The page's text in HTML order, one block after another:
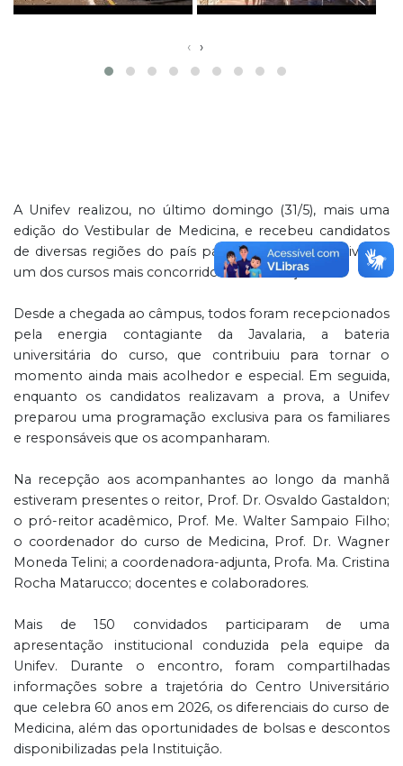
‹ ›
A Unifev realizou, no último domingo (31/5), mais uma
edição do Vestibular de Medicina, e recebeu candidatos
de diversas regiões do país para o processo seletivo de
um dos cursos mais concorridos da Instituição.
Desde a chegada ao câmpus, todos foram recepcionados
pela energia contagiante da Javalaria, a bateria
universitária do curso, que contribuiu para tornar o
momento ainda mais acolhedor e especial. Em seguida,
enquanto os candidatos realizavam a prova, a Unifev
preparou uma programação exclusiva para os familiares
e responsáveis que os acompanharam.
Na recepção aos acompanhantes ao longo da manhã
estiveram presentes o reitor, Prof. Dr. Osvaldo Gastaldon;
o pró-reitor acadêmico, Prof. Me. Walter Sampaio Filho;
o coordenador do curso de Medicina, Prof. Dr. Wagner
Moneda Telini; a coordenadora-adjunta, Profa. Ma. Cristina
Rocha Matarucco; docentes e colaboradores.
Mais de 150 convidados participaram de uma
apresentação institucional conduzida pela equipe da
Unifev. Durante o encontro, foram compartilhadas
informações sobre a trajetória do Centro Universitário
que celebra 60 anos em 2026, os diferenciais do curso de
Medicina, além das oportunidades de bolsas e descontos
disponibilizadas pela Instituição.